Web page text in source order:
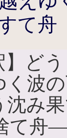
て舟
】ど
く波
沈み
て舟